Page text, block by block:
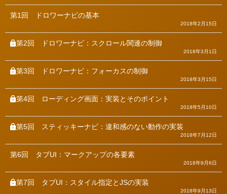
ゴ
リ
ー
第1回 ドロワーナビの基本
2018年2月15日
第2回 ドロワーナビ：スクロール関連の制御
2018年3月1日
第3回 ドロワーナビ：フォーカスの制御
2018年3月15日
第4回 ローディング画面：実装とそのポイント
2018年5月10日
第5回 スティッキーナビ：違和感のない動作の実装
2018年7月12日
第6回 タブUI：マークアップの各要素
2018年9月6日
第7回 タブUI：スタイル指定とJSの実装
2018年9月13日